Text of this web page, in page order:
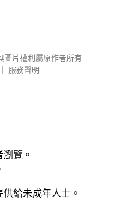
圖片權利屬原作者所有
服務聲明
覽。
給未成年人士。